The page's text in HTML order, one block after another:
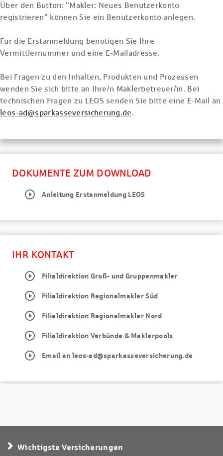
Über den Button: "Makler: Neues Benutzerkonto
registrieren" können Sie ein Benutzerkonto anlegen.
Für die Erstanmeldung benötigen Sie Ihre
Vermittlernummer und eine E-Mailadresse.
Bei Fragen zu den Inhalten, Produkten und Prozessen
wenden Sie sich bitte an Ihre/n Maklerbetreuer/in. Bei
technischen Fragen zu LEOS senden Sie bitte eine E-Mail an
leos-ad@sparkasseversicherung.de.
DOKUMENTE ZUM DOWNLOAD
play_circle_outline
Anleitung Erstanmeldung LEOS
IHR KONTAKT
play_circle_outline
Filialdirektion Groß- und Gruppenmakler
play_circle_outline Filialdirektion Regionalmakler Süd
play_circle_outline Filialdirektion Regionalmakler Nord
play_circle_outline Filialdirektion Verbünde & Maklerpools
play_circle_outline Email an leos-ad@sparkasseversicherung.de
Wichtigste Versicherungen